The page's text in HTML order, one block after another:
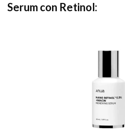
Serum con Retinol: